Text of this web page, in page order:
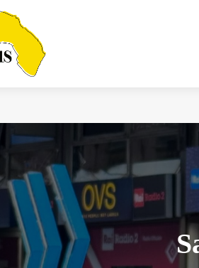
Iosonouncane A Lecce:
Concerto Acustico...
Luglio 17, 2026 13 Min